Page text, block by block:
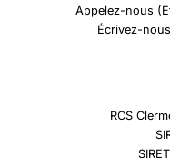
Appelez-nous
Écrivez-
RCS